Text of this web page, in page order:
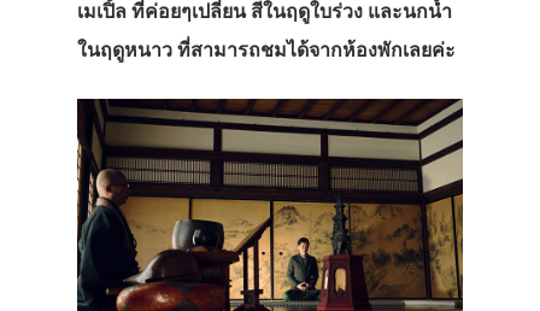
เมเปิ้ล ที่ค่อยๆเปลี่ยน สีในฤดูใบร่วง และนกน้ำ
ในฤดูหนาว ที่สามารถชมได้จากห้องพักเลยค่ะ